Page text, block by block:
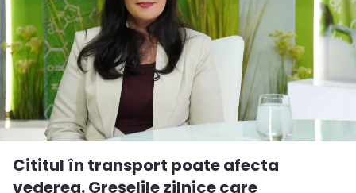
Cititul în transport poate afecta
vederea. Greșelile zilnice care